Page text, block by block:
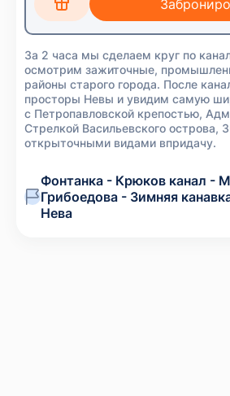
За 2 часа мы сделаем круг по
осмотрим зажиточные,
районы старого города. После
просторы Невы и увидим самую
с Петропавловской крепостью,
Стрелкой Васильевского острова,
открыточными видами впридачу.
Фонтанка - Крюков канал -
Грибоедова - Зимняя
Нева